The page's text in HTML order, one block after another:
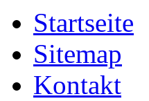
Startseite
Sitemap
Kontakt